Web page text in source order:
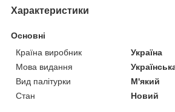
Характеристики
Основні
Країна виробник
Україна
Мова видання
Вид палітурки
М'який
Стан
Новий